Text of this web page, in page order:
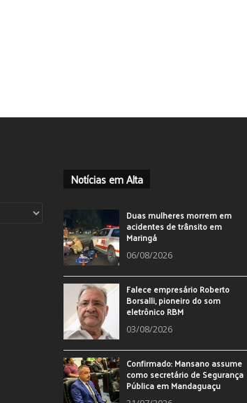
Notícias em Alta
Duas mulheres morrem em
acidentes de trânsito em
Maringá
06/08/2026
Falece empresário Roberto
Borsalli, pioneiro do som
eletrônico RBM
03/08/2026
Confirmado: Mansano assume
como secretário de Segurança
Pública em Mandaguaçu